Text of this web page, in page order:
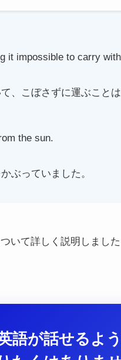
it impossible to carry
、こぼさずに運ぶことは
the sun.
ぶっていました。
いて詳しく説明しまし
語が話せるよ